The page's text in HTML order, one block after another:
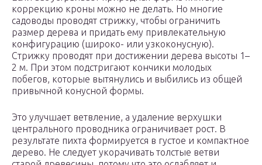
коррекцию кроны можно не делать. Но многие
садоводы проводят стрижку, чтобы ограничить
размер дерева и придать ему привлекательную
конфигурацию (широко- или узкоконусную).
Стрижку проводят при достижении дерева высоты 1–
2 м. При этом подстригают кончики молодых
побегов, которые вытянулись и выбились из общей
привычной конусной формы.
Это улучшает ветвление, а удаление верхушки
центрального проводника ограничивает рост. В
результате пихта формируется в густое и компактное
дерево. Не следует укорачивать толстые ветви